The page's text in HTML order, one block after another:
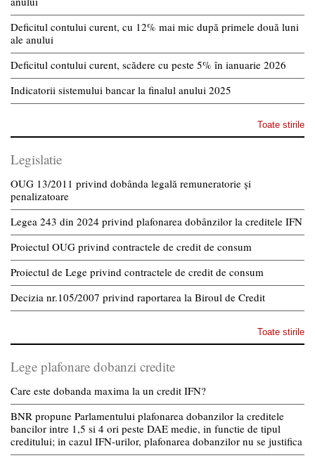
Deficitul contului curent, cu 12% mai mic după primele două luni
ale anului
Deficitul contului curent, scădere cu peste 5% în ianuarie 2026
Indicatorii sistemului bancar la finalul anului 2025
Toate stirile
Legislatie
OUG 13/2011 privind dobânda legală remuneratorie și
penalizatoare
Legea 243 din 2024 privind plafonarea dobânzilor la creditele IFN
Proiectul OUG privind contractele de credit de consum
Proiectul de Lege privind contractele de credit de consum
Decizia nr.105/2007 privind raportarea la Biroul de Credit
Toate stirile
Lege plafonare dobanzi credite
Care este dobanda maxima la un credit IFN?
BNR propune Parlamentului plafonarea dobanzilor la creditele
bancilor intre 1,5 si 4 ori peste DAE medie, in functie de tipul
creditului; in cazul IFN-urilor, plafonarea dobanzilor nu se justifica